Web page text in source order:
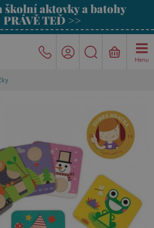
školní aktovky a batohy
PRÁVĚ TEĎ >>
Menu